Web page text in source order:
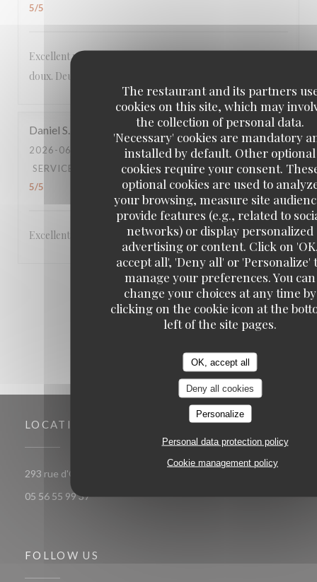
The restaurant and its partners
cookies on this site, which may
the collection of personal data.
'Necessary' cookies are mandatory
installed by default. Other optional
cookies require your consent.
optional cookies are used to
your browsing, measure site
provide features (e.g., related to
networks) or display personalized
advertising or content. Click on
accept all', 'Deny all' or 'Personalize'
manage your preferences. You can
change your choices at any time by
clicking on the cookie icon at the
left of the site pages.
OK, accept all
Deny all cookies
Personalize
Personal data protection policy
Cookie management policy
5/5
Excellent menu original aux produits frais, le tout à prix
doux. Deuxième fois dans ce restaurant et toujours au top.
Daniel S
2026-06-22
- 19:45 - GUESTS 5
SERVICE
AMBIANCE: 5/5 FOOD: 5/5 VALUE:
5/5
Excellent,
2
LOCATION
293 rue d'Ornano 33000 bordeaux
05 56 55 99 37
FOLLOW US